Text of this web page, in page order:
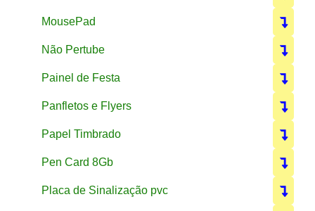
MousePad
Não Pertube
Painel de Festa
Panfletos e Flyers
Papel Timbrado
Pen Card 8Gb
Placa de Sinalização pvc